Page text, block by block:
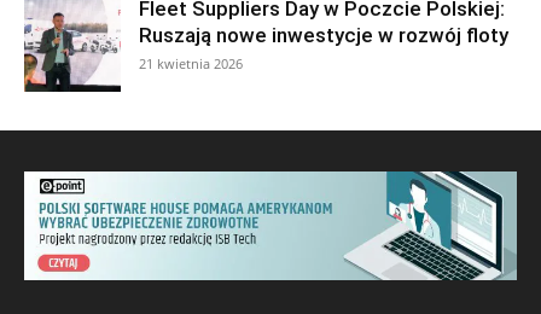
Fleet Suppliers Day w Poczcie Polskiej:
Ruszają nowe inwestycje w rozwój floty
21 kwietnia 2026